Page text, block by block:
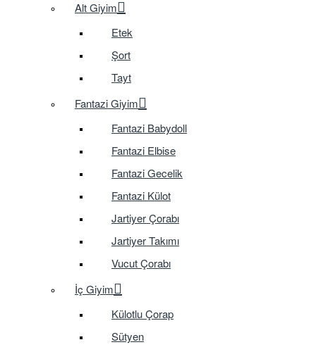
Alt Giyim
Etek
Şort
Tayt
Fantazi Giyim
Fantazi Babydoll
Fantazi Elbise
Fantazi Gecelik
Fantazi Külot
Jartiyer Çorabı
Jartiyer Takımı
Vucut Çorabı
İç Giyim
Külotlu Çorap
Sütyen